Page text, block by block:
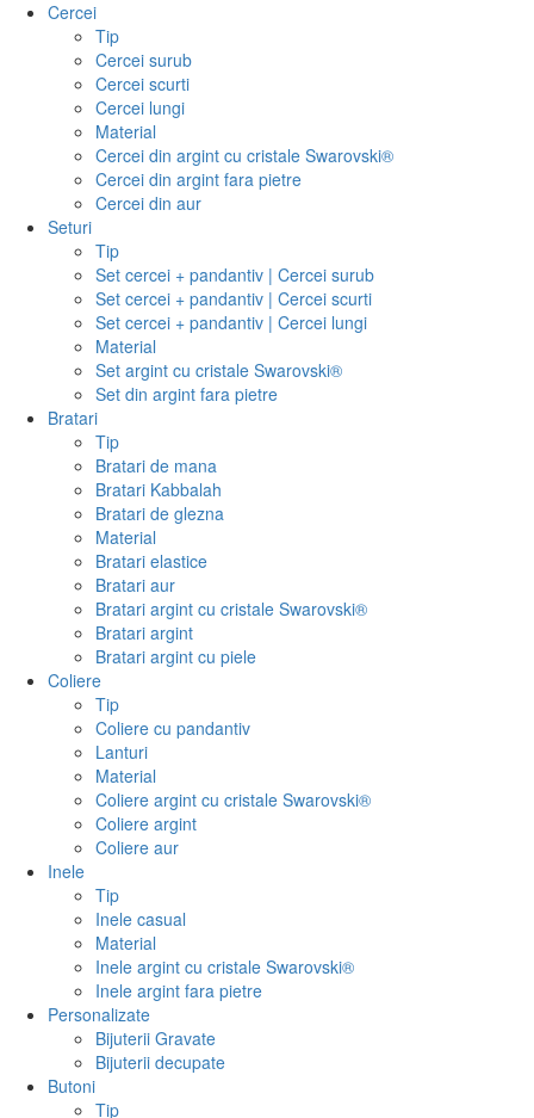
Cercei
Tip
Cercei surub
Cercei scurti
Cercei lungi
Material
Cercei din argint cu cristale Swarovski®
Cercei din argint fara pietre
Cercei din aur
Seturi
Tip
Set cercei + pandantiv | Cercei surub
Set cercei + pandantiv | Cercei scurti
Set cercei + pandantiv | Cercei lungi
Material
Set argint cu cristale Swarovski®
Set din argint fara pietre
Bratari
Tip
Bratari de mana
Bratari Kabbalah
Bratari de glezna
Material
Bratari elastice
Bratari aur
Bratari argint cu cristale Swarovski®
Bratari argint
Bratari argint cu piele
Coliere
Tip
Coliere cu pandantiv
Lanturi
Material
Coliere argint cu cristale Swarovski®
Coliere argint
Coliere aur
Inele
Tip
Inele casual
Material
Inele argint cu cristale Swarovski®
Inele argint fara pietre
Personalizate
Bijuterii Gravate
Bijuterii decupate
Butoni
Tip